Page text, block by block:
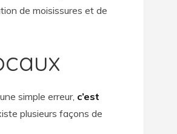
de moisissures et de
simple erreur, c’est
plusieurs façons de